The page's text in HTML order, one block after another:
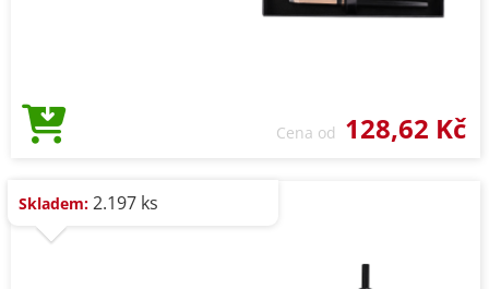
Cena od 128,62 Kč
Skladem: 2.197 ks